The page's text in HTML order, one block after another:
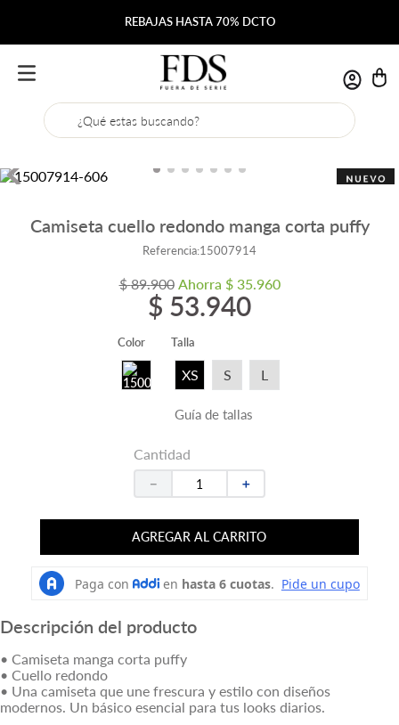
REBAJAS HASTA 70% DCTO
¿Qué estas buscando?
Camiseta cuello redondo manga corta puffy
Referencia:15007914
$ 89.900 Ahorra $ 35.960
$ 53.940
Color Talla
XS S L
Guía de tallas
Cantidad
＋
－
AGREGAR AL CARRITO
Descripción del producto
• Camiseta manga corta puffy
• Cuello redondo
• Una camiseta que une frescura y estilo con diseños
modernos. Un básico esencial para tus looks diarios.